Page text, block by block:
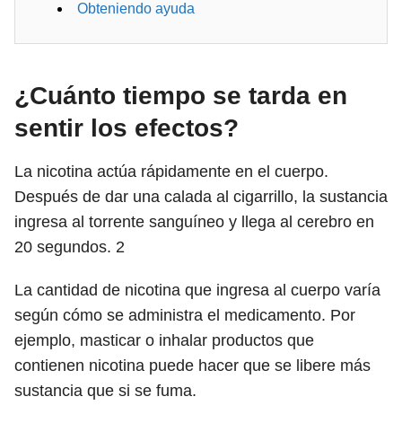
Obteniendo ayuda
¿Cuánto tiempo se tarda en
sentir los efectos?
La nicotina actúa rápidamente en el cuerpo.
Después de dar una calada al cigarrillo, la sustancia
ingresa al torrente sanguíneo y llega al cerebro en
20 segundos. 2
La cantidad de nicotina que ingresa al cuerpo varía
según cómo se administra el medicamento. Por
ejemplo, masticar o inhalar productos que
contienen nicotina puede hacer que se libere más
sustancia que si se fuma.